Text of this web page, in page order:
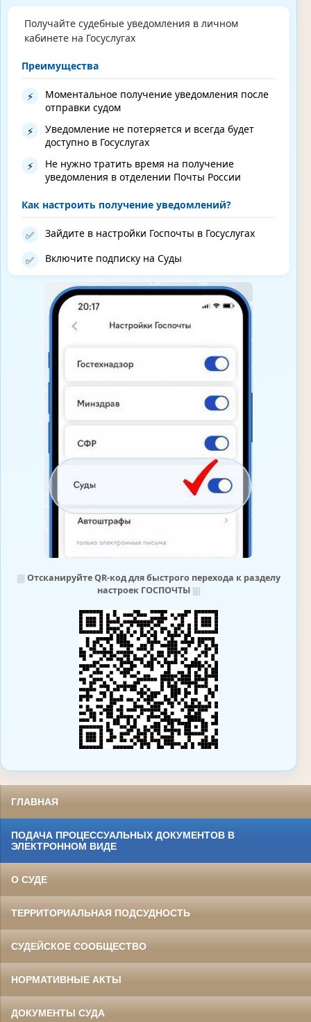
Получайте судебные уведомления в личном
кабинете на Госуслугах
Преимущества
⚡
Моментальное получение уведомления после
отправки судом
⚡
Уведомление не потеряется и всегда будет
доступно в Госуслугах
⚡
Не нужно тратить время на получение
уведомления в отделении Почты России
Как настроить получение уведомлений?
✅ Зайдите в настройки Госпочты в Госуслугах
✅ Включите подписку на Суды
⛆ Отсканируйте QR-код для быстрого перехода к разделу
настроек ГОСПОЧТЫ⛆
ГЛАВНАЯ
ПОДАЧА ПРОЦЕССУАЛЬНЫХ ДОКУМЕНТОВ В
ЭЛЕКТРОННОМ ВИДЕ
О СУДЕ
ТЕРРИТОРИАЛЬНАЯ ПОДСУДНОСТЬ
СУДЕЙСКОЕ СООБЩЕСТВО
НОРМАТИВНЫЕ АКТЫ
ДОКУМЕНТЫ СУДА